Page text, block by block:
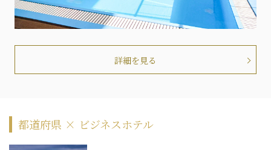
詳細を見る
都道府県 × ビジネスホテル